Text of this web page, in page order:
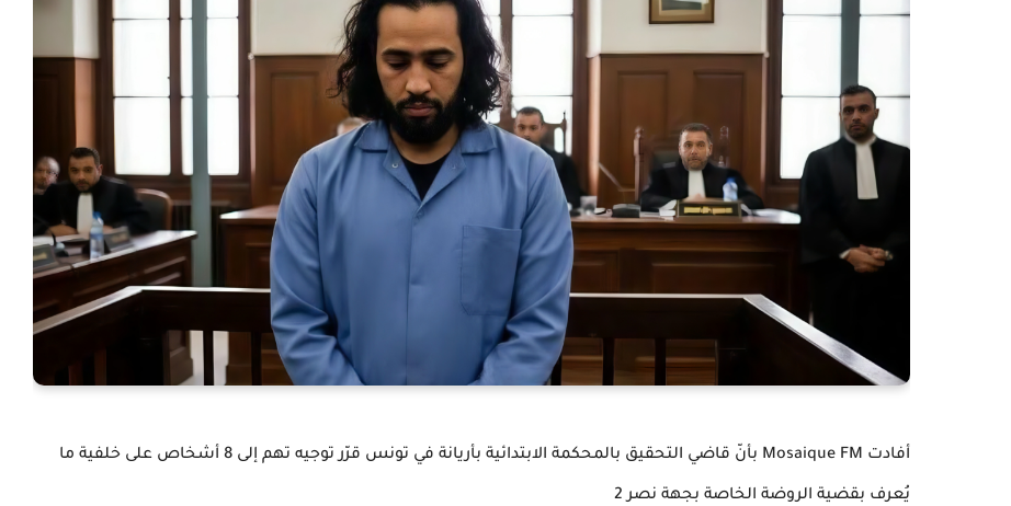
أفادت Mosaique FM بأنّ قاضي التحقيق بالمحكمة الابتدائية بأريانة في تونس قرّر توجيه تهم إلى 8 أشخاص على خلفية ما
يُعرف بقضية الروضة الخاصة بجهة نصر 2